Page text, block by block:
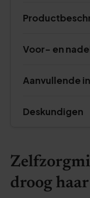
Voor- en
Aanvullende
Deskundigen
droog haar